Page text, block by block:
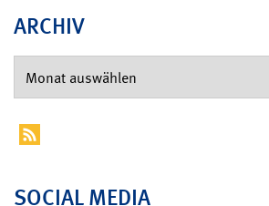
ARCHIV
SOCIAL MEDIA